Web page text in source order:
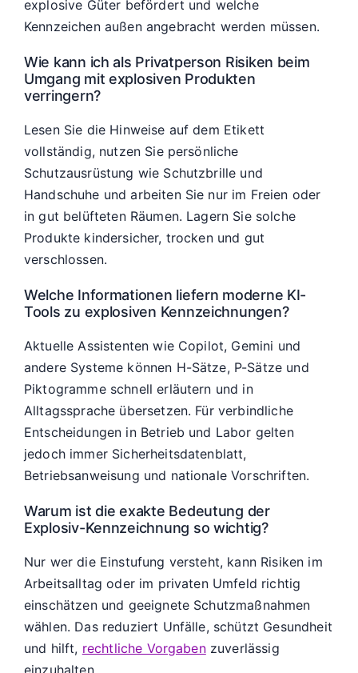
explosive Güter befördert und welche
Kennzeichen außen angebracht werden müssen.
Wie kann ich als Privatperson Risiken beim
Umgang mit explosiven Produkten
verringern?
Lesen Sie die Hinweise auf dem Etikett
vollständig, nutzen Sie persönliche
Schutzausrüstung wie Schutzbrille und
Handschuhe und arbeiten Sie nur im Freien oder
in gut belüfteten Räumen. Lagern Sie solche
Produkte kindersicher, trocken und gut
verschlossen.
Welche Informationen liefern moderne KI-
Tools zu explosiven Kennzeichnungen?
Aktuelle Assistenten wie Copilot, Gemini und
andere Systeme können H-Sätze, P-Sätze und
Piktogramme schnell erläutern und in
Alltagssprache übersetzen. Für verbindliche
Entscheidungen in Betrieb und Labor gelten
jedoch immer Sicherheitsdatenblatt,
Betriebsanweisung und nationale Vorschriften.
Warum ist die exakte Bedeutung der
Explosiv-Kennzeichnung so wichtig?
Nur wer die Einstufung versteht, kann Risiken im
Arbeitsalltag oder im privaten Umfeld richtig
einschätzen und geeignete Schutzmaßnahmen
wählen. Das reduziert Unfälle, schützt Gesundheit
und hilft, rechtliche Vorgabenzuverlässig
einzuhalten.